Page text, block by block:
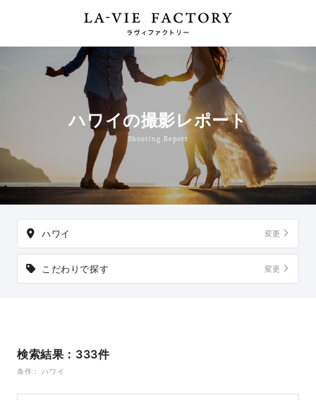
Shooting Report
ハワイの撮影レポート
ハワイ 変更
こだわりで探す 変更
検索結果：333件
条件： ハワイ